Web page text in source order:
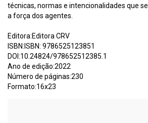
técnicas, normas e intencionalidades que
a força dos agentes.
Editora:Editora CRV
ISBN:ISBN: 9786525123851
DOI:10.24824/978652512385.1
Ano de edição:2022
Número de páginas:230
Formato:16x23